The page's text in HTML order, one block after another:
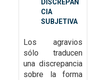
DISCREPAN
CIA
SUBJETIVA
Los agravios
sólo traducen
una discrepancia
sobre la forma